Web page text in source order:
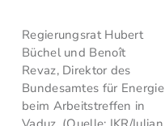
Regierungsrat Hubert
Büchel und Benoît
Revaz, Direktor des
Bundesamtes für Energie
beim Arbeitstreffen in